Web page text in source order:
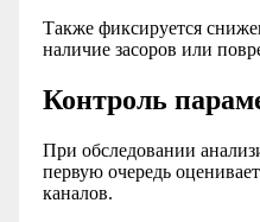
Также фиксируется
наличие засоров или
Контроль
При обследовании
первую очередь
каналов.